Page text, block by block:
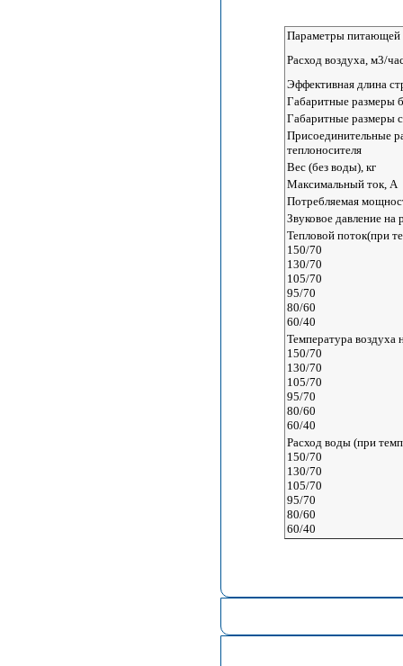
Параметры питающей
Расход воздуха, м3/
Эффективная длина
Габаритные размеры
Габаритные размеры
Присоединительные
теплоносителя
Вес (без воды), кг
Максимальный ток, А
Потребляемая
Звуковое давление
Тепловой поток(при
150/70
130/70
105/70
95/70
80/60
60/40
Температура воздуха
150/70
130/70
105/70
95/70
80/60
60/40
Расход воды (при
150/70
130/70
105/70
95/70
80/60
60/40